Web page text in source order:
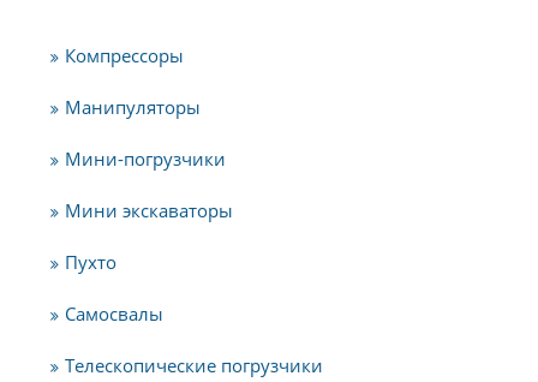
Компрессоры
Манипуляторы
Мини-погрузчики
Мини экскаваторы
Пухто
Самосвалы
Телескопические погрузчики